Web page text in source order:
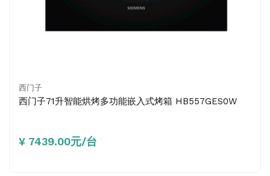
西门子
西门子71升智能烘烤多功能嵌入式烤箱 HB557GES0W
¥ 7439.00元/台